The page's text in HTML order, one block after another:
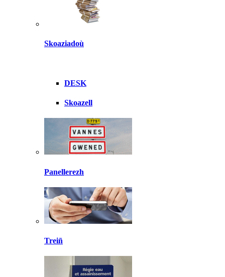
Skoaziadoù
DESK
Skoazell
Panellerezh
Treiñ